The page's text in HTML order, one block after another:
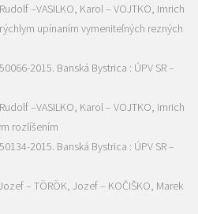
–VASILKO, Karol – VOJTKO, Imrich
upínaním vymeniteľných rezných
2015. Banská Bystrica : ÚPV SR –
–VASILKO, Karol – VOJTKO, Imrich
rozlíšením
2015. Banská Bystrica : ÚPV SR –
– TÖRÖK, Jozef – KOČIŠKO, Marek